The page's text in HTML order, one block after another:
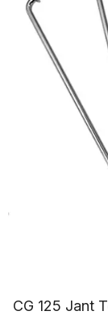
CG 125 Jant